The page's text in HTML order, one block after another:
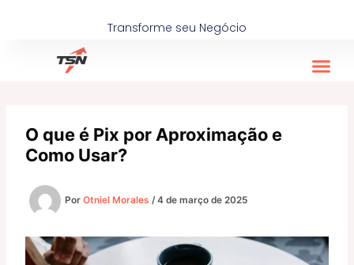
Transforme seu Negócio
O que é Pix por Aproximação e
Como Usar?
Por Otniel Morales /4 de março de 2025